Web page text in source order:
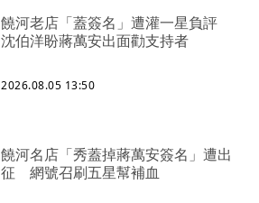
饒河老店「蓋簽名」遭灌一星負評
沈伯洋盼蔣萬安出面勸支持者
2026.08.05 13:50
饒河名店「秀蓋掉蔣萬安簽名」遭出
征 網號召刷五星幫補血